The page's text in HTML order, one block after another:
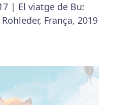
| El viatge de Bu:
França, 2019